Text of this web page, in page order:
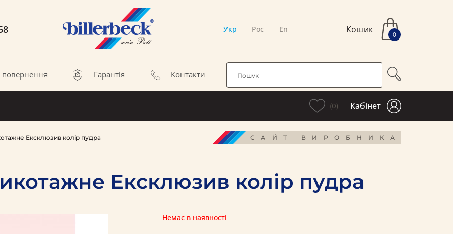
Укр Рос En Кошик 0
повернення Гарантія Контакти
(0) Кабінет
Ексклюзив колір пудра САЙТ ВИРОБНИКА
Ексклюзив колір пудра
Немає в наявності